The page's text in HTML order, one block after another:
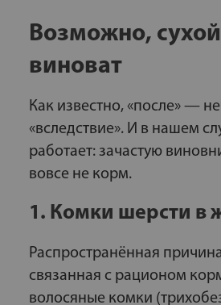
Возможно,
виноват
Как известно, «после» —
«вследствие». И в нашем
работает: зачастую
вовсе не корм.
1. Комки шерсти в
Распространённая
связанная с рационом
волосяные комки